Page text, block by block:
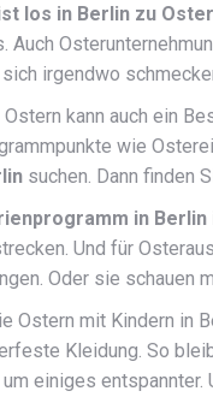
los in Berlin zu
Auch
irgendwo
kann auch ein
wie
suchen. Dann finden
in
Und für
Oder sie schauen
Ostern mit Kindern in
Kleidung. So
einiges